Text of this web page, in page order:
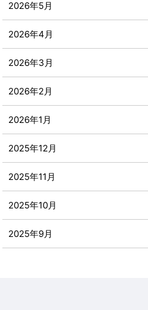
2026年5月
2026年4月
2026年3月
2026年2月
2026年1月
2025年12月
2025年11月
2025年10月
2025年9月